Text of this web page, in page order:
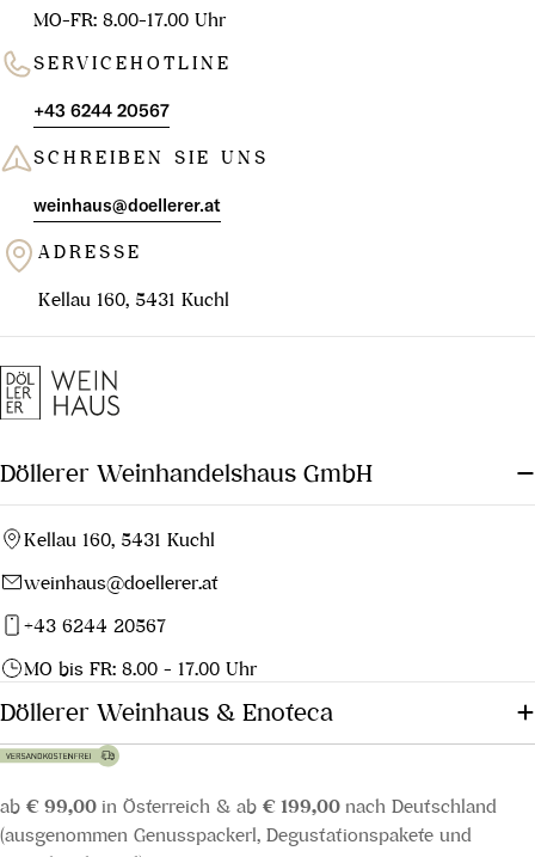
MO-FR: 8.00-17.00 Uhr
SERVICEHOTLINE
+43 6244 20567
SCHREIBEN SIE UNS
weinhaus@doellerer.at
ADRESSE
Kellau 160, 5431 Kuchl
Döllerer Weinhandelshaus GmbH
Kellau 160, 5431 Kuchl
weinhaus@doellerer.at
+43 6244 20567
MO bis FR: 8.00 - 17.00 Uhr
Döllerer Weinhaus & Enoteca
ab € 99,00 in Österreich & ab € 199,00 nach Deutschland
(ausgenommen Genusspackerl, Degustationspakete und